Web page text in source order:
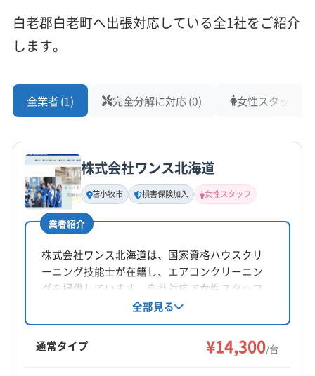
白老郡白老町へ出張対応している全1社をご紹介
します。
全業者 (1) 完全分解に対応 (0) 女性スタッフ在
株式会社ワンス北海道
苫小牧市 損害保険加入 女性スタッフ
業者紹介
株式会社ワンス北海道は、国家資格ハウスクリ
ーニング技能士が在籍し、エアコンクリーニン
グを提供しています。自社対応で女性スタッフ
の同行も可能。損害保険加入済みです。基本料
金14,300円からで、お掃除機能付きや室外機洗浄
などのオプションも充実。苫小牧市を中心に幅
広いエリアに対応しています。
全部見る
通常タイプ ¥14,300/台